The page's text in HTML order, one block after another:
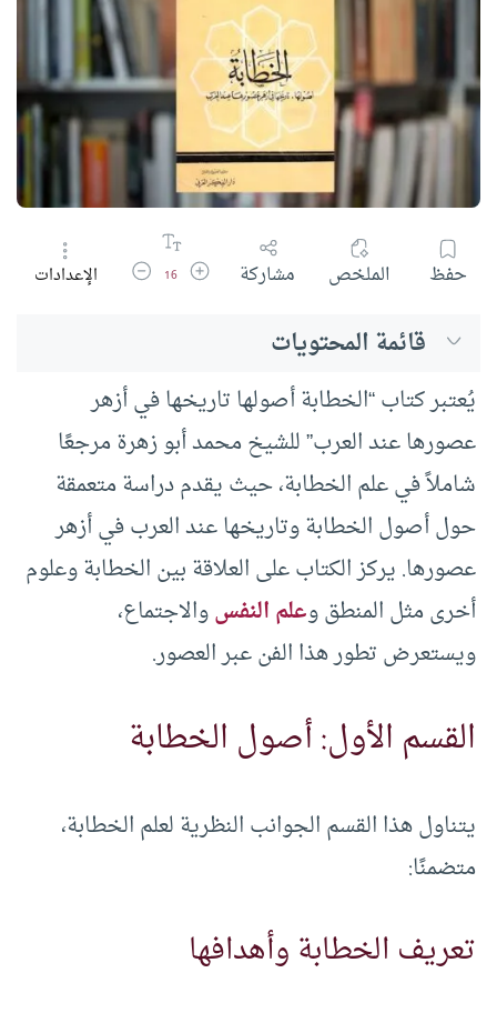
حفظ الملخص مشاركة زيادة حجم الخط
16 تقليل حجم الخط
الإعدادات
قائمة المحتويات
يُعتبر كتاب “الخطابة أصولها تاريخها في أزهر
عصورها عند العرب” للشيخ محمد أبو زهرة مرجعًا
شاملاً في علم الخطابة، حيث يقدم دراسة متعمقة
حول أصول الخطابة وتاريخها عند العرب في أزهر
عصورها. يركز الكتاب على العلاقة بين الخطابة وعلوم
أخرى مثل المنطق وعلم النفسوالاجتماع،
ويستعرض تطور هذا الفن عبر العصور.
القسم الأول: أصول الخطابة
يتناول هذا القسم الجوانب النظرية لعلم الخطابة،
متضمنًا:
تعريف الخطابة وأهدافها